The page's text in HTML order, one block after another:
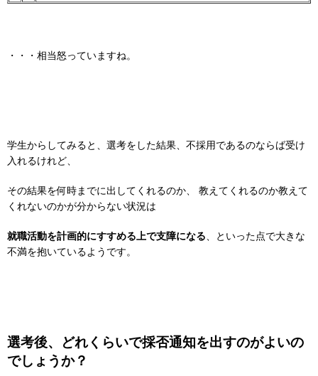
・・・相当怒っていますね。
学生からしてみると、選考をした結果、不採用であるのならば受け
入れるけれど、
その結果を何時までに出してくれるのか、 教えてくれるのか教えて
くれないのかが分からない状況は
就職活動を計画的にすすめる上で支障になる 、といった点で大きな
不満を抱いているようです。
選考後、どれくらいで採否通知を出すのがよいの
でしょうか？